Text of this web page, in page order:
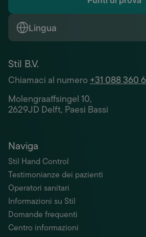
Lingua
Stil B.V.
Chiamaci al numero+31 088 360
Molengraaffsingel 10,
2629JD Delft, Paesi Bassi
Naviga
Stil Hand Control
Testimonianze dei pazienti
Operatori sanitari
Informazioni su Stil
Domande frequenti
Centro informazioni